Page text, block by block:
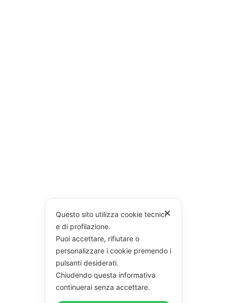
✕
Questo sito utilizza cookie tecnici
e di profilazione.
Puoi accettare, rifiutare o
personalizzare i cookie premendo i
pulsanti desiderati.
Chiudendo questa informativa
continuerai senza accettare.